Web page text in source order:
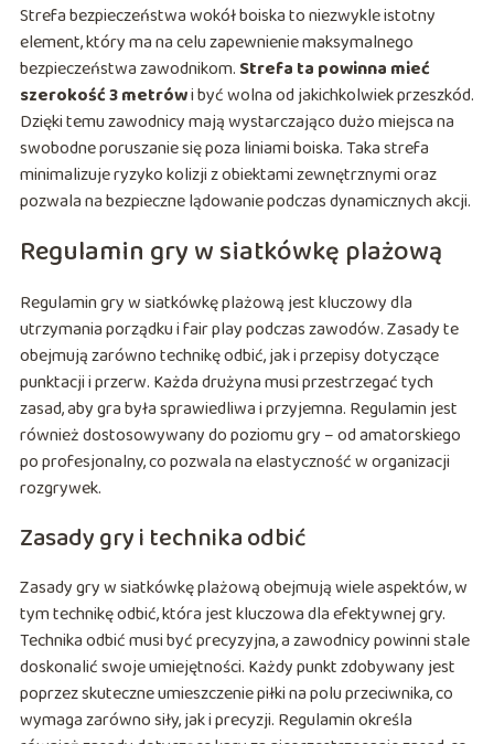
Strefa bezpieczeństwa wokół boiska to niezwykle istotny
element, który ma na celu zapewnienie maksymalnego
bezpieczeństwa zawodnikom. Strefa ta powinna mieć
szerokość 3 metrówi być wolna od jakichkolwiek przeszkód.
Dzięki temu zawodnicy mają wystarczająco dużo miejsca na
swobodne poruszanie się poza liniami boiska. Taka strefa
minimalizuje ryzyko kolizji z obiektami zewnętrznymi oraz
pozwala na bezpieczne lądowanie podczas dynamicznych akcji.
Regulamin gry w siatkówkę plażową
Regulamin gry w siatkówkę plażową jest kluczowy dla
utrzymania porządku i fair play podczas zawodów. Zasady te
obejmują zarówno technikę odbić, jak i przepisy dotyczące
punktacji i przerw. Każda drużyna musi przestrzegać tych
zasad, aby gra była sprawiedliwa i przyjemna. Regulamin jest
również dostosowywany do poziomu gry – od amatorskiego
po profesjonalny, co pozwala na elastyczność w organizacji
rozgrywek.
Zasady gry i technika odbić
Zasady gry w siatkówkę plażową obejmują wiele aspektów, w
tym technikę odbić, która jest kluczowa dla efektywnej gry.
Technika odbić musi być precyzyjna, a zawodnicy powinni stale
doskonalić swoje umiejętności. Każdy punkt zdobywany jest
poprzez skuteczne umieszczenie piłki na polu przeciwnika, co
wymaga zarówno siły, jak i precyzji. Regulamin określa